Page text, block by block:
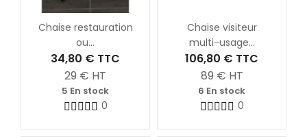
Chaise restauration
ou...
34,80 € TTC
29 € HT
5 En stock
0
Chaise visiteur
multi-usage...
106,80 € TTC
89 € HT
6 En stock
0